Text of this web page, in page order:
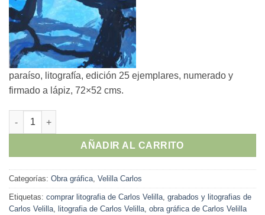
paraíso, litografía, edición 25 ejemplares, numerado y
firmado a lápiz, 72×52 cms.
Carlos Velilla - "El vino del paraíso" litografía cantidad
AÑADIR AL CARRITO
Categorías: Obra gráfica Velilla Carlos
Etiquetas: comprar litografia de Carlos Velilla grabados y litografias de
Carlos Velilla
litografia de Carlos Velilla obra gráfica de Carlos Velilla